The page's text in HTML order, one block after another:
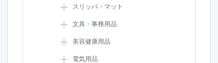
スリッパ・マット
文具・事務用品
美容健康用品
電気用品